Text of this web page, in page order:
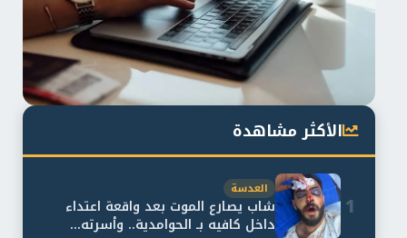
الأكثر مشاهدة
1
العدسة
شاب يصارع الموت بعد واقعة اعتداء
داخل كافيه بـ الحوامدية.. وأسرته...